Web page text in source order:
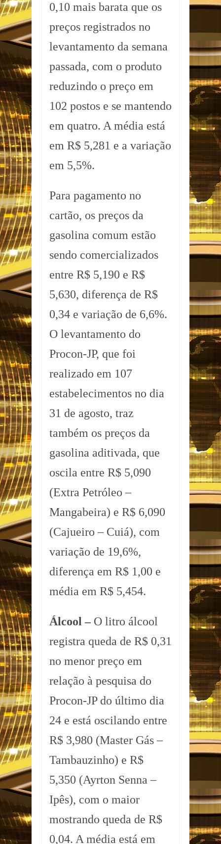
0,10 mais barata que os
preços registrados no
levantamento da semana
passada, com o produto
reduzindo o preço em
102 postos e se mantendo
em quatro. A média está
em R$ 5,281 e a variação
em 5,5%.
Para pagamento no
cartão, os preços da
gasolina comum estão
sendo comercializados
entre R$ 5,190 e R$
5,630, diferença de R$
0,34 e variação de 6,6%.
O levantamento do
Procon-JP, que foi
realizado em 107
estabelecimentos no dia
31 de agosto, traz
também os preços da
gasolina aditivada, que
oscila entre R$ 5,090
(Extra Petróleo –
Mangabeira) e R$ 6,090
(Cajueiro – Cuiá), com
variação de 19,6%,
diferença em R$ 1,00 e
média em R$ 5,454.
Álcool – O litro álcool
registra queda de R$ 0,31
no menor preço em
relação à pesquisa do
Procon-JP do último dia
24 e está oscilando entre
R$ 3,980 (Master Gás –
Tambauzinho) e R$
5,350 (Ayrton Senna –
Ipês), com o maior
mostrando queda de R$
0,04. A média está em